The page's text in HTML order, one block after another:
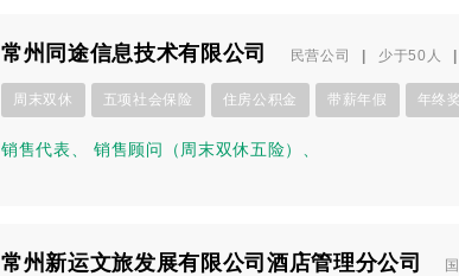
常州同途信息技术有限公司 民营公司 少于50人
周末双休 五项社会保险 住房公积金 带薪年假 年终奖
销售代表 、销售顾问（周末双休五险）
常州新运文旅发展有限公司酒店管理分公司